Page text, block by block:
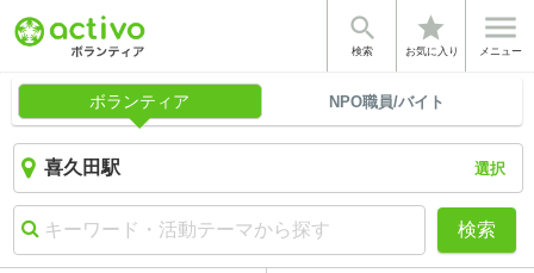

検索
star
お気に入り

メニュー
ボランティア NPO職員/バイト
選択
検索